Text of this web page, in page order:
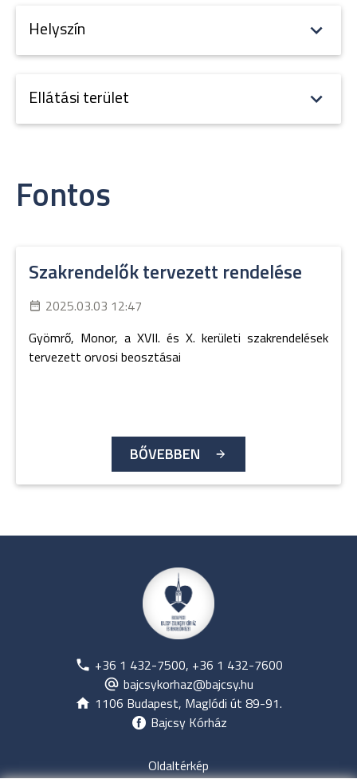
Helyszín
Ellátási terület
Fontos
Szakrendelők tervezett rendelése
2025.03.03 12:47
Gyömrő, Monor, a XVII. és X. kerületi szakrendelések
tervezett orvosi beosztásai
BŐVEBBEN
+36 1 432-7500, +36 1 432-7600
bajcsykorhaz@bajcsy.hu
1106 Budapest, Maglódi út 89-91.
Bajcsy Kórház
Oldaltérkép